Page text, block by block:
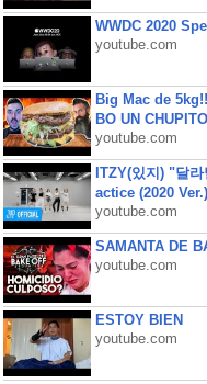
WWDC 2020
youtube.com
Big Mac de
BO UN
youtube.com
ITZY(있지) "달
actice (2020 Ver.)
youtube.com
SAMANTA DE
youtube.com
ESTOY BIEN
youtube.com